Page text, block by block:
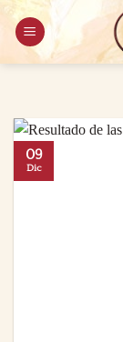
Saltar
contenido
09
Dic